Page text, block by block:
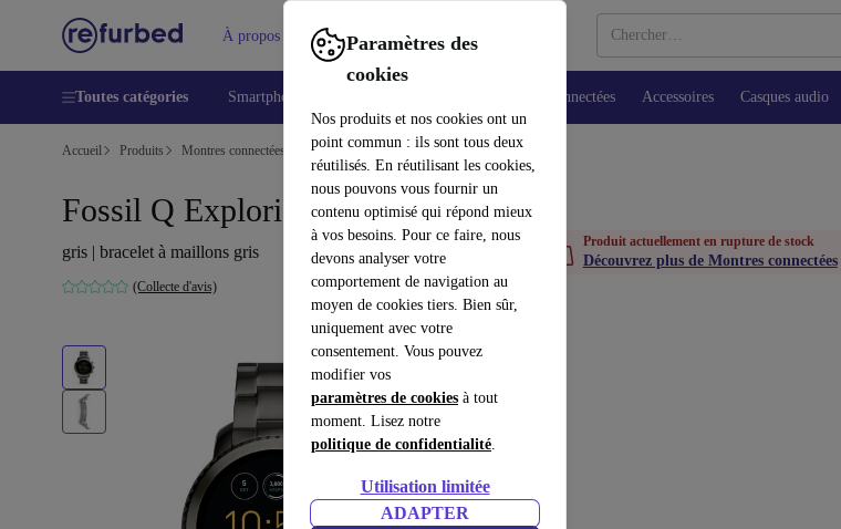
Paramètres des
cookies
Nos produits et nos cookies ont un
point commun : ils sont tous deux
réutilisés. En réutilisant les cookies,
nous pouvons vous fournir un
contenu optimisé qui répond mieux
à vos besoins. Pour ce faire, nous
devons analyser votre
comportement de navigation au
moyen de cookies tiers. Bien sûr,
uniquement avec votre
consentement. Vous pouvez
modifier vos
paramètres de cookies à tout
moment. Lisez notre
politique de confidentialité.
Utilisation limitée
ADAPTER
À propos Aide
Toutes catégories Smartphones Montres connectées Accessoires Casques audio
Accueil Produits Montres connectées
Fossil Q Explorist (2017)
gris | bracelet à maillons gris
(Collecte d'avis)
Produit actuellement en rupture de stock
Découvrez plus de Montres connectées